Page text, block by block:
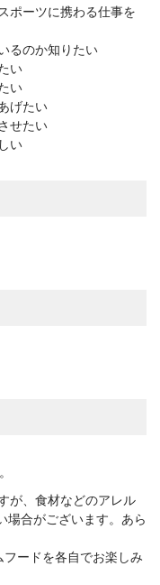
ポーツに携わる仕事を
るのか知りたい
い
い
げたい
せたい
い
が、食材などのアレル
場合がございます。あら
ードを各自でお楽しみ